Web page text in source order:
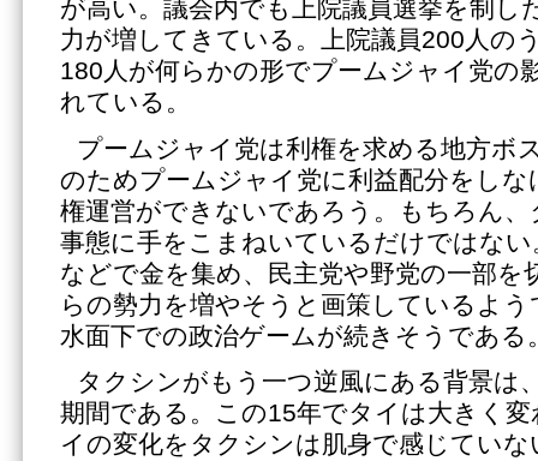
が高い。議会内でも上院議員選挙を制し
力が増してきている。上院議員200人の
180人が何らかの形でプームジャイ党の
れている。
プームジャイ党は利権を求める地方ボ
のためプームジャイ党に利益配分をし
権運営ができないであろう。もちろん
事態に手をこまねいているだけではない
などで金を集め、民主党や野党の一部を
らの勢力を増やそうと画策しているよ
水面下での政治ゲームが続きそうである
タクシンがもう一つ逆風にある背景は
期間である。この15年でタイは大きく
イの変化をタクシンは肌身で感じていな